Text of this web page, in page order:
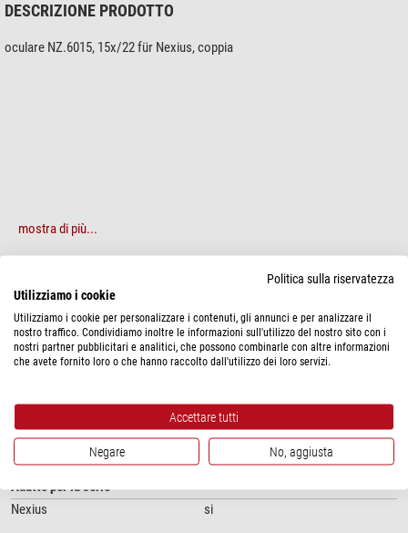
DESCRIZIONE PRODOTTO
oculare NZ.6015, 15x/22 für Nexius, coppia
mostra di più...
SPECIFICHE
Prestazioni
Scala di rappresentazione
15
Valore del campo visivo
16
Particolarità
Linguetta di protezione dei preparati -
Obiettivo ad immersione
Adatto per la serie
Nexius
si
Politica sulla riservatezza
Utilizziamo i cookie
Utilizziamo i cookie per personalizzare i contenuti, gli annunci e per analizzare il
nostro traffico. Condividiamo inoltre le informazioni sull'utilizzo del nostro sito con i
nostri partner pubblicitari e analitici, che possono combinarle con altre informazioni
che avete fornito loro o che hanno raccolto dall'utilizzo dei loro servizi.
Accettare tutti
Negare No, aggiusta